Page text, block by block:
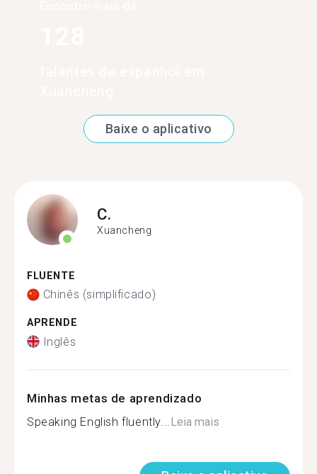
Baixe o aplicativo
C.
Xuancheng
FLUENTE
Chinês (simplificado)
APRENDE
Inglês
Minhas metas de aprendizado
Speaking English fluently... Leia mais